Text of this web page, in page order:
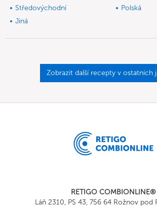
Středovýchodní
Polská
Jiná
Zobrazit další recepty v ostatních
RETIGO COMBIONLINE®
Láň 2310, PS 43, 756 64 Rožnov pod